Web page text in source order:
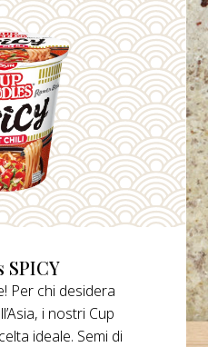
SPICY
Per chi desidera
i nostri Cup
ideale. Semi di